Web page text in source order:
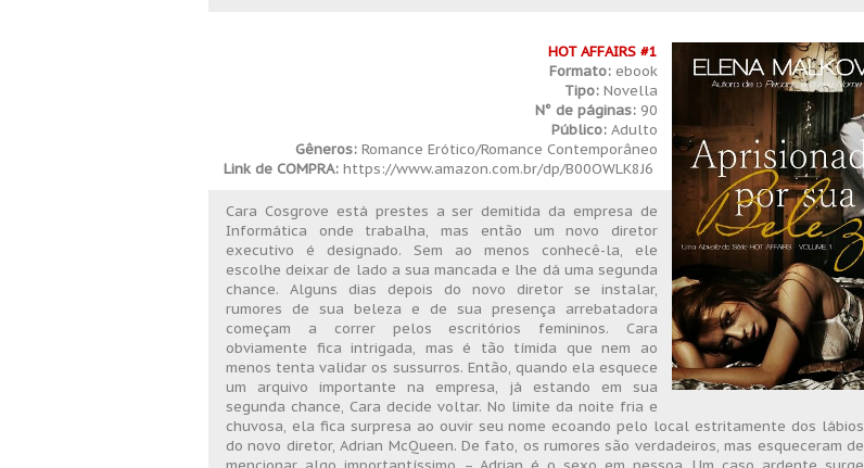
HOT AFFAIRS #1
Formato: ebook
Tipo: Novella
N° de páginas: 90
Público: Adulto
Gêneros: Romance Erótico/Romance Contemporâneo
Link de COMPRA: https://www.amazon.com.br/dp/B00OWLK8J6
Cara Cosgrove está prestes a ser demitida da empresa de
Informática onde trabalha, mas então um novo diretor
executivo é designado. Sem ao menos conhecê-la, ele
escolhe deixar de lado a sua mancada e lhe dá uma segunda
chance. Alguns dias depois do novo diretor se instalar,
rumores de sua beleza e de sua presença arrebatadora
começam a correr pelos escritórios femininos. Cara
obviamente fica intrigada, mas é tão tímida que nem ao
menos tenta validar os sussurros. Então, quando ela esquece
um arquivo importante na empresa, já estando em sua
segunda chance, Cara decide voltar. No limite da noite fria e
chuvosa, ela fica surpresa ao ouvir seu nome ecoando pelo local estritamente dos lábios
do novo diretor, Adrian McQueen. De fato, os rumores são verdadeiros, mas esqueceram de